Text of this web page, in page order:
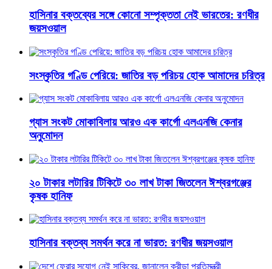
হাসিনার বক্তব্যের সঙ্গে কোনো সম্পৃক্ততা নেই ভারতের: রণধীর
জয়সওয়াল
সংস্কৃতির গণ্ডি পেরিয়ে: জাতির বড় পরিচয় হোক আমাদের চরিত্র
গ্যাস সংকট মোকাবিলায় আরও এক কার্গো এলএনজি কেনার
অনুমোদন
২০ টাকার লটারির টিকিটে ৩০ লাখ টাকা জিতলেন ঈশ্বরগঞ্জের
কৃষক হানিফ
হাসিনার বক্তব্য সমর্থন করে না ভারত: রণধীর জয়সওয়াল